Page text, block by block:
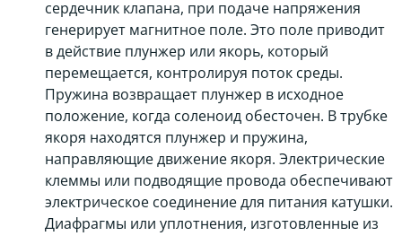
сердечник клапана, при подаче напряжения
генерирует магнитное поле. Это поле приводит
в действие плунжер или якорь, который
перемещается, контролируя поток среды.
Пружина возвращает плунжер в исходное
положение, когда соленоид обесточен. В трубке
якоря находятся плунжер и пружина,
направляющие движение якоря. Электрические
клеммы или подводящие провода обеспечивают
электрическое соединение для питания катушки.
Диафрагмы или уплотнения, изготовленные из